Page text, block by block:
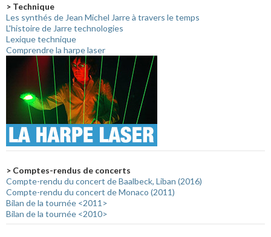
> Technique
Les synthés de Jean Michel Jarre à travers le temps
L'histoire de Jarre technologies
Lexique technique
Comprendre la harpe laser
> Comptes-rendus de concerts
Compte-rendu du concert de Baalbeck, Liban (2016)
Compte-rendu du concert de Monaco (2011)
Bilan de la tournée <2011>
Bilan de la tournée <2010>